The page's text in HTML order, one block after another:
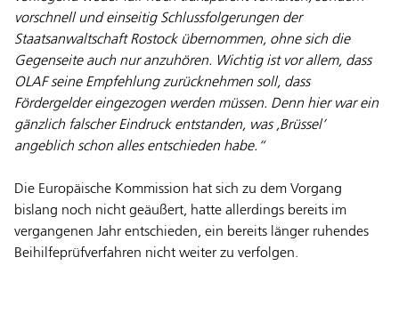
vorschnell und einseitig Schlussfolgerungen der
Staatsanwaltschaft Rostock übernommen, ohne sich die
Gegenseite auch nur anzuhören. Wichtig ist vor allem, dass
OLAF seine Empfehlung zurücknehmen soll, dass
Fördergelder eingezogen werden müssen. Denn hier war ein
gänzlich falscher Eindruck entstanden, was ,Brüssel’
angeblich schon alles entschieden habe.“
Die Europäische Kommission hat sich zu dem Vorgang
bislang noch nicht geäußert, hatte allerdings bereits im
vergangenen Jahr entschieden, ein bereits länger ruhendes
Beihilfeprüfverfahren nicht weiter zu verfolgen.